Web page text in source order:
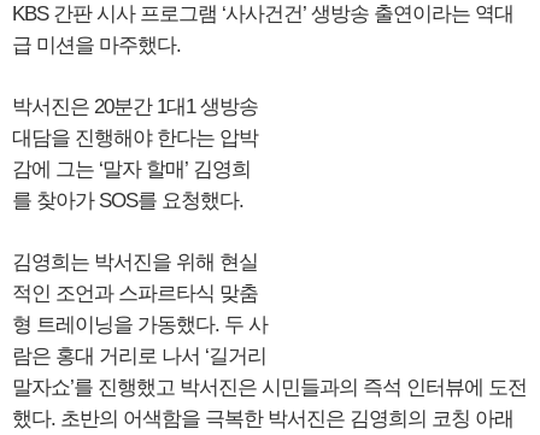
KBS 간판 시사 프로그램 ‘사사건건’ 생방송 출연이라는 역대
급 미션을 마주했다.
박서진은 20분간 1대1 생방송
대담을 진행해야 한다는 압박
감에 그는 ‘말자 할매’ 김영희
를 찾아가 SOS를 요청했다.
김영희는 박서진을 위해 현실
적인 조언과 스파르타식 맞춤
형 트레이닝을 가동했다. 두 사
람은 홍대 거리로 나서 ‘길거리
말자쇼’를 진행했고 박서진은 시민들과의 즉석 인터뷰에 도전
했다. 초반의 어색함을 극복한 박서진은 김영희의 코칭 아래